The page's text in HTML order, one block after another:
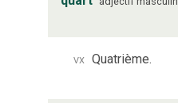
vx Quatrième.